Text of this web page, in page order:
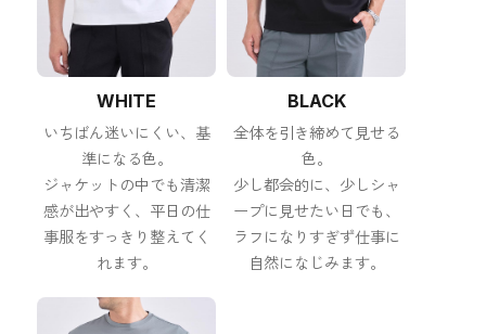
WHITE
いちばん迷いにくい、基
準になる色。
ジャケットの中でも清潔
感が出やすく、平日の仕
事服をすっきり整えてく
れます。
BLACK
全体を引き締めて見せる
色。
少し都会的に、少しシャ
ープに見せたい日でも、
ラフになりすぎず仕事に
自然になじみます。